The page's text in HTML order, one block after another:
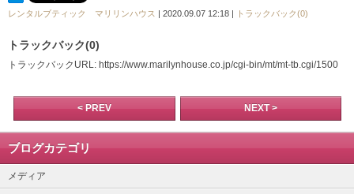
レンタルブティック マリリンハウス | 2020.09.07 12:18 | トラックバック(0)
トラックバック(0)
トラックバックURL: https://www.marilynhouse.co.jp/cgi-bin/mt/mt-tb.cgi/1500
< PREV NEXT >
ブログカテゴリ
メディア